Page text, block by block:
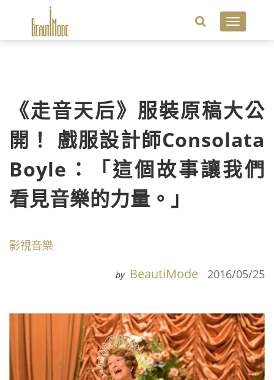
Toggle
《走音天后》服裝原稿大公
開！ 戲服設計師Consolata
Boyle：「這個故事讓我們
看見音樂的力量。」
影視音樂
by BeautiMode 2016/05/25